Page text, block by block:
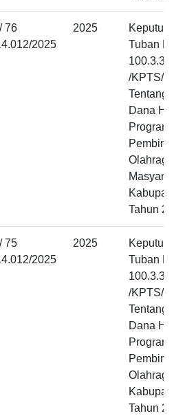
76
2025
2025
Tuban
/KPTS/
Tentang
Dana
Olahraga
Tahun
75
2025
2025
Tuban
/KPTS/
Tentang
Dana
Tahun